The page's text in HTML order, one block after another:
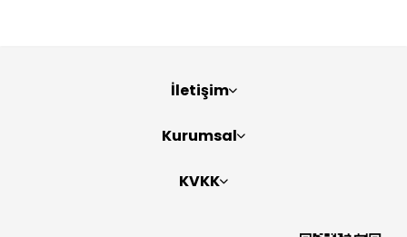
İletişim
Kurumsal
KVKK